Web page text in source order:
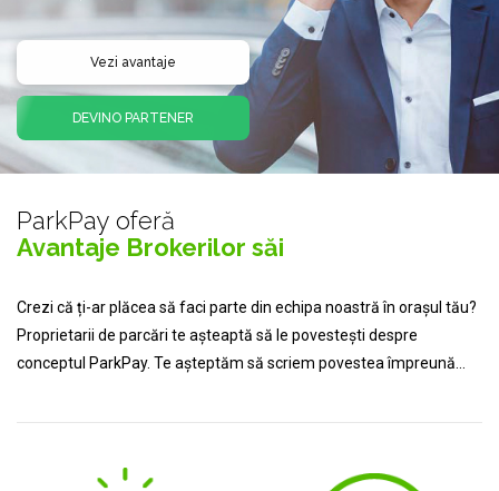
Vezi avantaje
DEVINO PARTENER
ParkPay oferă
Avantaje Brokerilor săi
Crezi că ți-ar plăcea să faci parte din echipa noastră în orașul tău?
Proprietarii de parcări te așteaptă să le povestești despre
conceptul ParkPay. Te așteptăm să scriem povestea împreună...